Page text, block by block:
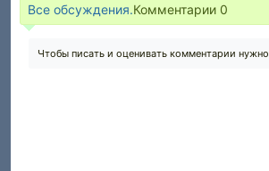
Все обсуждения.Комментарии 0
Чтобы писать и оценивать комментарии нужно